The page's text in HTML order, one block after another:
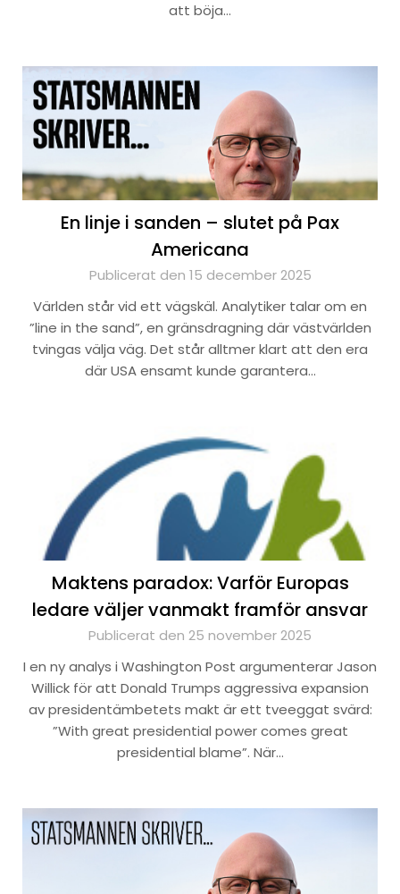
att böja…
En linje i sanden – slutet på Pax
Americana
Publicerat den 15 december 2025
Världen står vid ett vägskäl. Analytiker talar om en
”line in the sand”, en gränsdragning där västvärlden
tvingas välja väg. Det står alltmer klart att den era
där USA ensamt kunde garantera…
Maktens paradox: Varför Europas
ledare väljer vanmakt framför ansvar
Publicerat den 25 november 2025
I en ny analys i Washington Post argumenterar Jason
Willick för att Donald Trumps aggressiva expansion
av presidentämbetets makt är ett tveeggat svärd:
”With great presidential power comes great
presidential blame”. När…